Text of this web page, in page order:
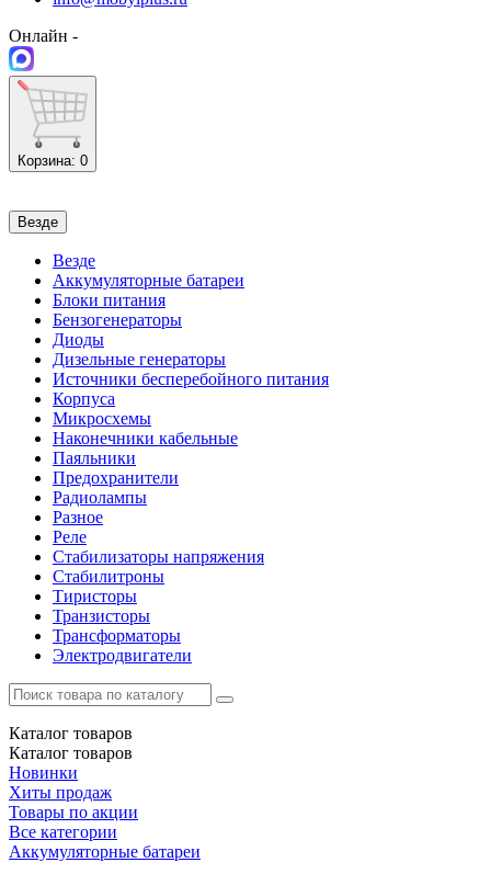
Онлайн -
Корзина: 0
Везде
Везде
Аккумуляторные батареи
Блоки питания
Бензогенераторы
Диоды
Дизельные генераторы
Источники бесперебойного питания
Корпуса
Микросхемы
Наконечники кабельные
Паяльники
Предохранители
Радиолампы
Разное
Реле
Стабилизаторы напряжения
Стабилитроны
Тиристоры
Транзисторы
Трансформаторы
Электродвигатели
Каталог товаров
Каталог товаров
Новинки
Хиты продаж
Товары по акции
Все категории
Аккумуляторные батареи